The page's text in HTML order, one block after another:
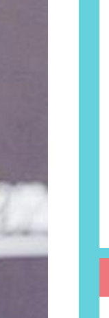
CBD
en
de